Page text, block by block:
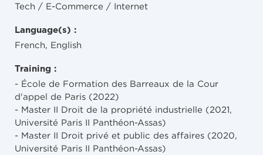
Tech / E-Commerce / Internet
Language(s) :
French, English
Training :
- École de Formation des Barreaux de la Cour
d'appel de Paris (2022)
- Master II Droit de la propriété industrielle (2021,
Université Paris II Panthéon-Assas)
- Master II Droit privé et public des affaires (2020,
Université Paris II Panthéon-Assas)